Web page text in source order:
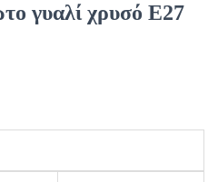
γυαλί χρυσό Ε27